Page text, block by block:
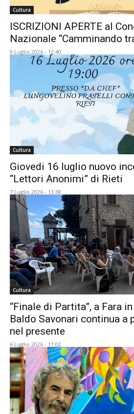
Cultura
ISCRIZIONI APERTE al
Nazionale “Camminando
9 Luglio 2026 - 12:40
Cultura
Giovedi 16 luglio nuovo
“Lettori Anonimi” di Rieti
7 Luglio 2026 - 13:38
Cultura
“Finale di Partita”, a Fara
Baldo Savonari continua a
nel presente
6 Luglio 2026 - 11:02